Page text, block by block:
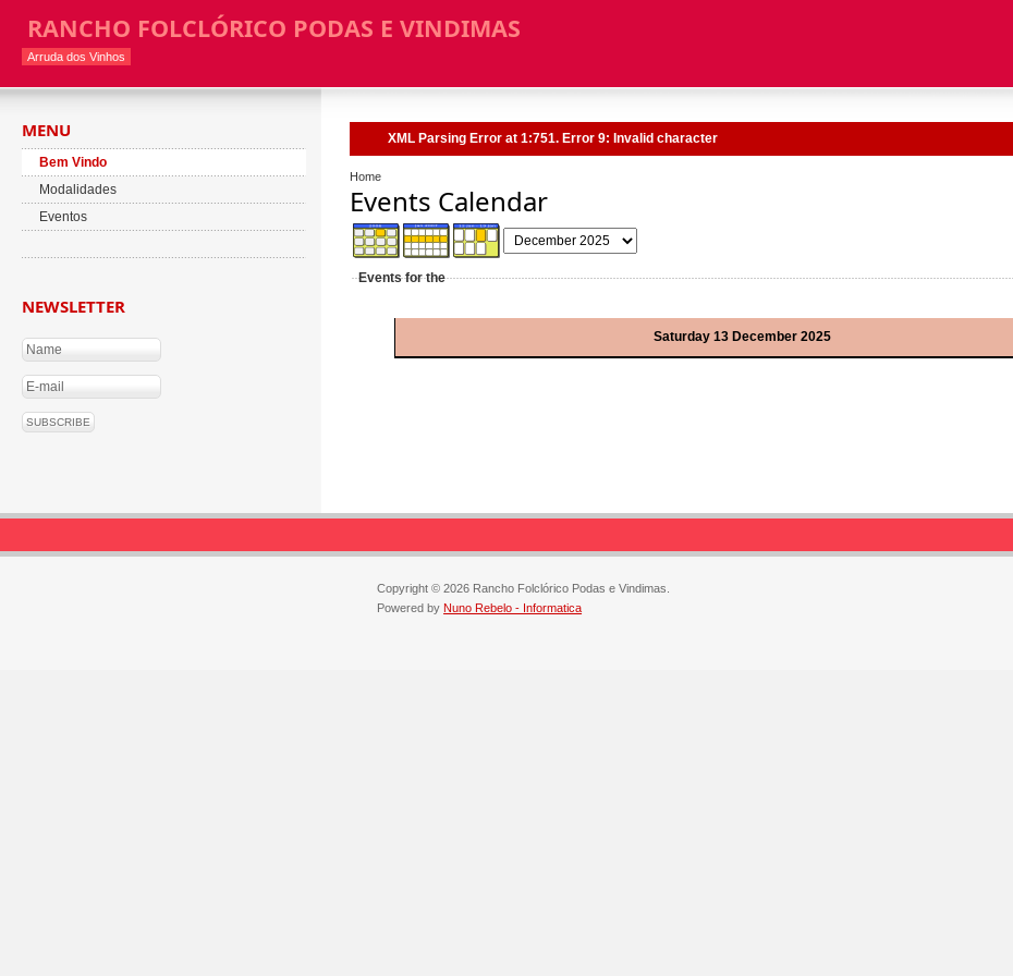
RANCHO FOLCLÓRICO PODAS E VINDIMAS
Arruda dos Vinhos
XML Parsing Error at 1:751. Error 9: Invalid character
Home
Events Calendar
Events for the
Saturday 13 December 2025
MENU
Bem Vindo
Modalidades
Eventos
NEWSLETTER
Copyright © 2026 Rancho Folclórico Podas e Vindimas.
Powered byNuno Rebelo - Informatica